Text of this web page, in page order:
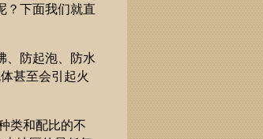
？下面我们就直
、防起泡、防水
甚至会引起火
类和配比的不